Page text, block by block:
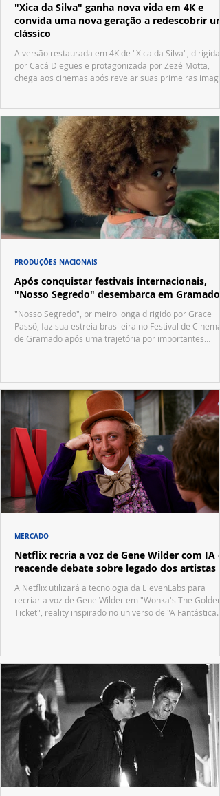
"Xica da Silva" ganha nova vida em 4K e
convida uma nova geração a redescobrir um
clássico
A versão restaurada em 4K de "Xica da Silva", dirigida
por Cacá Diegues e protagonizada por Zezé Motta,
chega aos cinemas após revelar suas primeiras
Após conquistar festivais internacionais,
"Nosso Segredo" desembarca em Gramado
"Nosso Segredo", primeiro longa dirigido por Grace
Passô, faz sua estreia brasileira no Festival de Cinema
de Gramado após uma trajetória por importantes
PRODUÇÕES NACIONAIS
Netflix recria a voz de Gene Wilder com IA e
reacende debate sobre legado dos artistas
A Netflix utilizará a tecnologia da ElevenLabs para
recriar a voz de Gene Wilder em "Wonka's The Golden
Ticket", reality inspirado no universo de "A Fantástica
MERCADO